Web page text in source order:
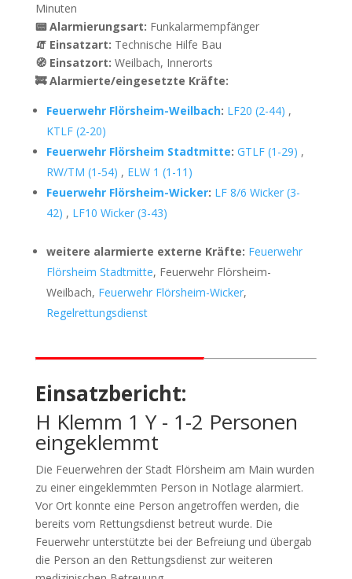
Minuten
📟 Alarmierungsart: Funkalarmempfänger
🧯 Einsatzart: Technische Hilfe Bau
🧭 Einsatzort: Weilbach, Innerorts
🚒 Alarmierte/eingesetzte Kräfte:
Feuerwehr Flörsheim-Weilbach: LF20 (2-44) ,
KTLF (2-20)
Feuerwehr Flörsheim Stadtmitte: GTLF (1-29) ,
RW/TM (1-54) , ELW 1 (1-11)
Feuerwehr Flörsheim-Wicker: LF 8/6 Wicker (3-
42) , LF10 Wicker (3-43)
weitere alarmierte externe Kräfte: Feuerwehr
Flörsheim Stadtmitte, Feuerwehr Flörsheim-
Weilbach, Feuerwehr Flörsheim-Wicker,
Regelrettungsdienst
Einsatzbericht:
H Klemm 1 Y - 1-2 Personen
eingeklemmt
Die Feuerwehren der Stadt Flörsheim am Main wurden
zu einer eingeklemmten Person in Notlage alarmiert.
Vor Ort konnte eine Person angetroffen werden, die
bereits vom Rettungsdienst betreut wurde. Die
Feuerwehr unterstützte bei der Befreiung und übergab
die Person an den Rettungsdienst zur weiteren